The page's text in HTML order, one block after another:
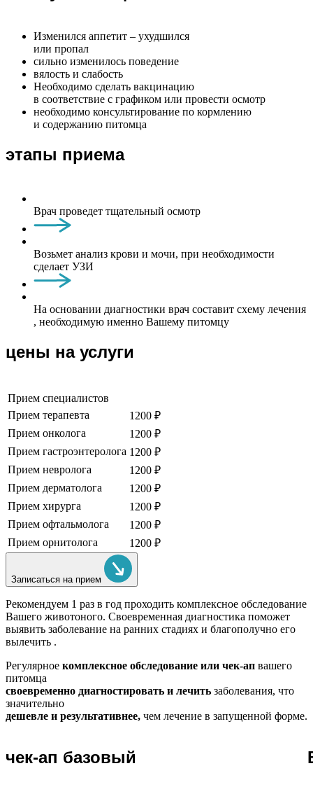
Изменился аппетит – ухудшился
или пропал
сильно изменилось поведение
вялость и слабость
Необходимо сделать вакцинацию
в соответствие с графиком или провести осмотр
необходимо консультирование по кормлению
и содержанию питомца
этапы приема
Врач проведет тщательный осмотр
Возьмет анализ крови и мочи, при необходимости
сделает УЗИ
На основании диагностики врач составит схему лечения
, необходимую именно Вашему питомцу
цены на услуги
Прием специалистов
Прием терапевта
1200 ₽
Прием онколога
1200 ₽
Прием гастроэнтеролога 1200 ₽
Прием невролога
1200 ₽
Прием дерматолога
1200 ₽
Прием хирурга
1200 ₽
Прием офтальмолога
1200 ₽
Прием орнитолога
1200 ₽
Записаться на прием
Рекомендуем 1 раз в год проходить комплексное обследование
Вашего животоного. Своевременная диагностика поможет
выявить заболевание на ранних стадиях и благополучно его
вылечить .
Регулярное комплексное обследование или чек-ап вашего
питомца
своевременно диагностировать и лечить заболевания, что
значительно
дешевле и результативнее, чем лечение в запущенной форме.
чек-ап базовый